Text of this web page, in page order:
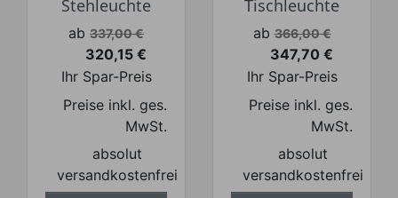
Stehleuchte
Verkaufspreis
ab 337,00 €
Preis
320,15 €
Ihr Spar-Preis
Preise inkl. ges.
MwSt.
absolut
versandkostenfrei
Tischleuchte
Verkaufspreis
ab 366,00 €
Preis
347,70 €
Ihr Spar-Preis
Preise inkl. ges.
MwSt.
absolut
versandkostenfrei